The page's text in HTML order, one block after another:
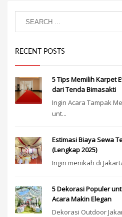
RECENT POSTS
5 Tips Memilih Karpet
dari Tenda Bimasakti
Ingin Acara Tampak
unt...
Estimasi Biaya Sewa
(Lengkap 2025)
Ingin menikah di
5 Dekorasi Populer
Acara Makin Elegan
Dekorasi Outdoor